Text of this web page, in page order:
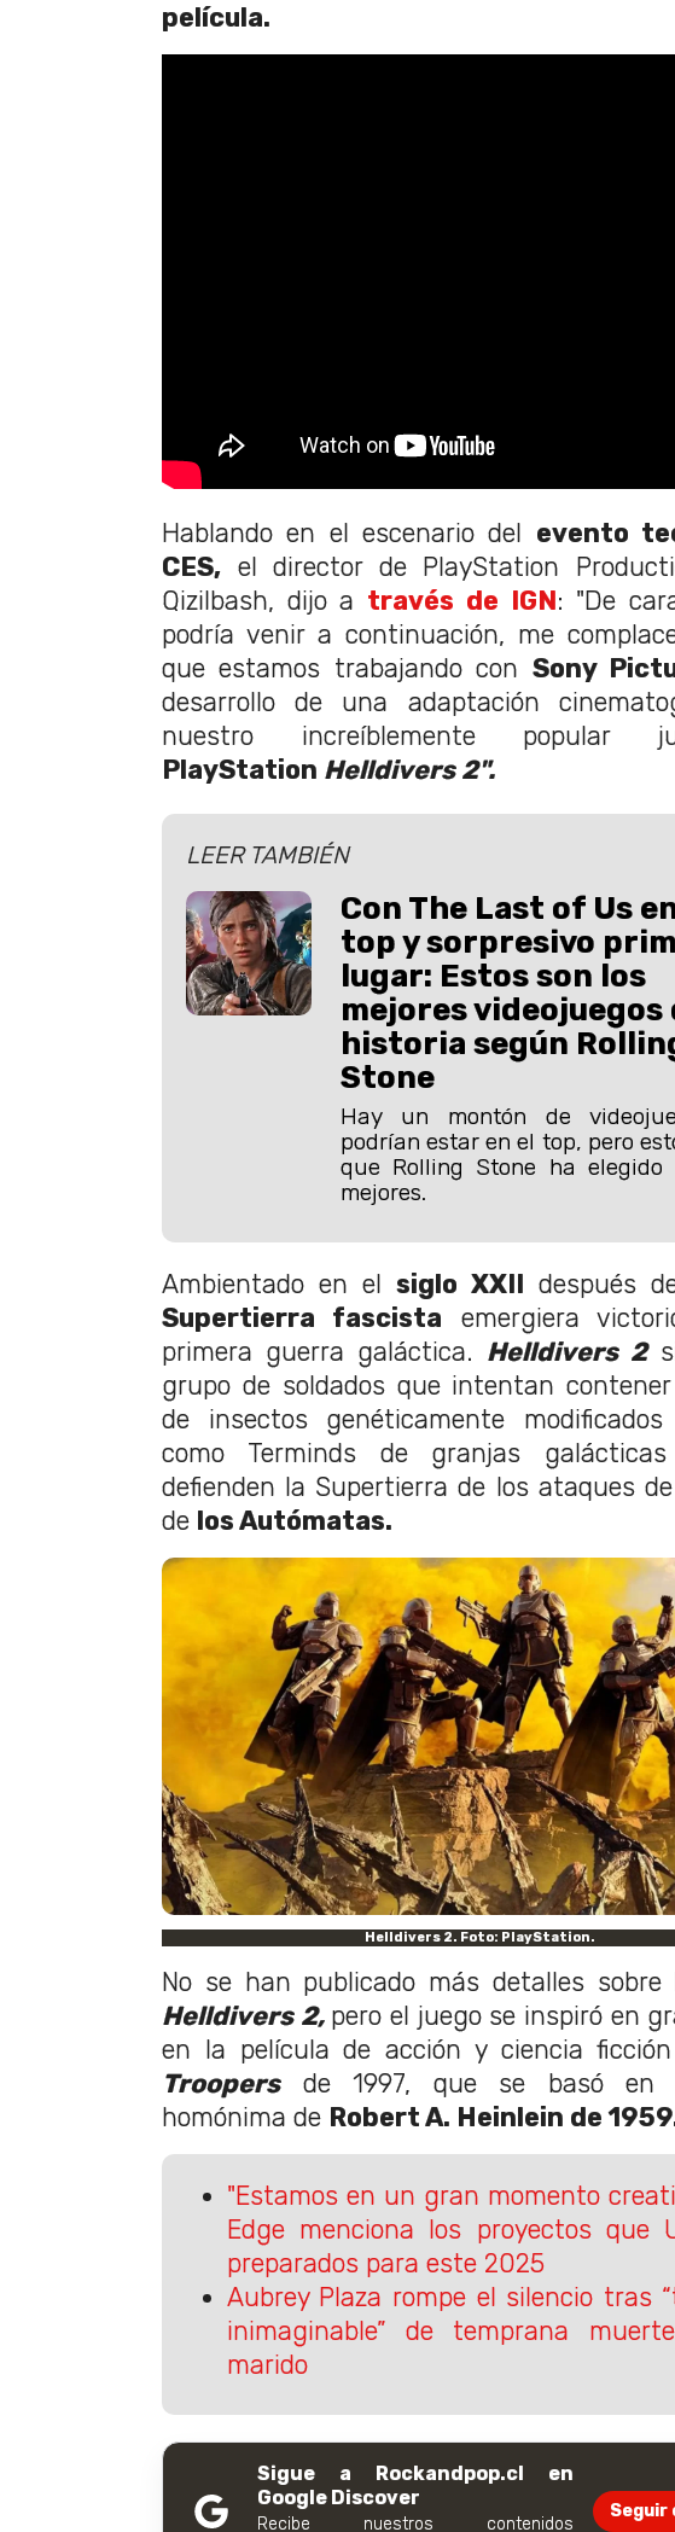
película.
Hablando en el escenario del evento
CES, el director de PlayStation
Qizilbash, dijo a través de IGN: "De
podría venir a continuación, me
que estamos trabajando con Sony
desarrollo de una adaptación
nuestro increíblemente popular
PlayStation Helldivers 2".
LEER TAMBIÉN
Con The Last of Us
top y sorpresivo
lugar: Estos son los
mejores videojuegos
historia según
Stone
Hay un montón de
podrían estar en el top, pero
que Rolling Stone ha elegido
mejores.
Ambientado en el siglo XXII después
Supertierra fascista emergiera
primera guerra galáctica. Helldivers 2
grupo de soldados que intentan
de insectos genéticamente modificados
como Terminds de granjas
defienden la Supertierra de los ataques
de los Autómatas.
Helldivers 2. Foto: PlayStation.
No se han publicado más detalles sobre
Helldivers 2, pero el juego se inspiró en
en la película de acción y ciencia ficción
Troopersde 1997, que se basó en
homónima de Robert A. Heinlein de
"Estamos en un gran momento
Edge menciona los proyectos que
preparados para este 2025
Aubrey Plaza rompe el silencio tras
inimaginable” de temprana
marido
Sigue a Rockandpop.cl en
Google Discover
Recibe nuestros contenidos
Seguir